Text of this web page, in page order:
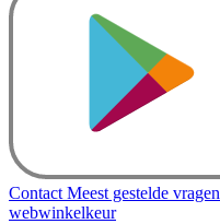
Contact Meest gestelde vragen
webwinkelkeur